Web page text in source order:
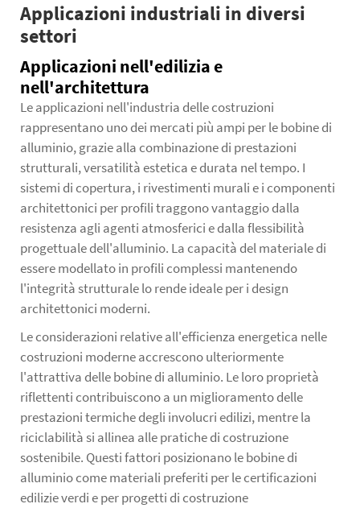
Applicazioni industriali in diversi
settori
Applicazioni nell'edilizia e
nell'architettura
Le applicazioni nell'industria delle costruzioni
rappresentano uno dei mercati più ampi per le bobine di
alluminio, grazie alla combinazione di prestazioni
strutturali, versatilità estetica e durata nel tempo. I
sistemi di copertura, i rivestimenti murali e i componenti
architettonici per profili traggono vantaggio dalla
resistenza agli agenti atmosferici e dalla flessibilità
progettuale dell'alluminio. La capacità del materiale di
essere modellato in profili complessi mantenendo
l'integrità strutturale lo rende ideale per i design
architettonici moderni.
Le considerazioni relative all'efficienza energetica nelle
costruzioni moderne accrescono ulteriormente
l'attrattiva delle bobine di alluminio. Le loro proprietà
riflettenti contribuiscono a un miglioramento delle
prestazioni termiche degli involucri edilizi, mentre la
riciclabilità si allinea alle pratiche di costruzione
sostenibile. Questi fattori posizionano le bobine di
alluminio come materiali preferiti per le certificazioni
edilizie verdi e per progetti di costruzione